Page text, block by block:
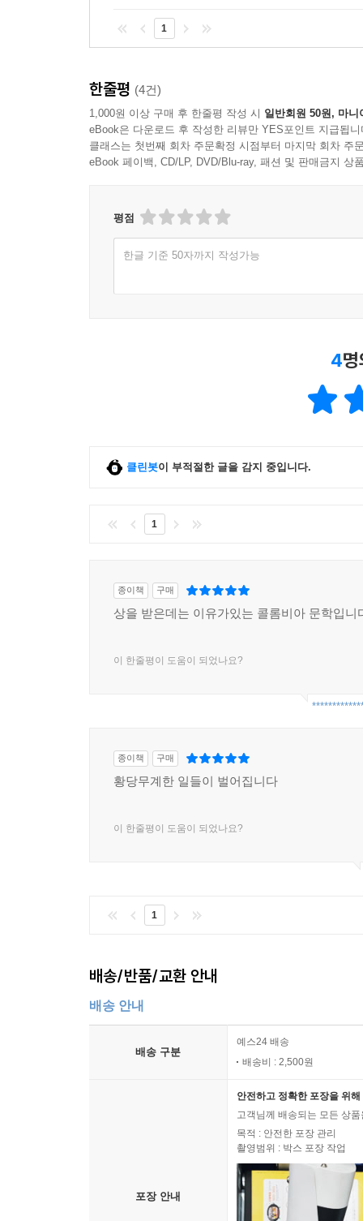
1
한줄평 (4건)
1,000원 이상 구매 후 한줄평 작성 시 일반회원 50원, 마니
eBook은 다운로드 후 작성한 리뷰만 YES포인트 지급됩니
클래스는 첫번째 회차 주문확정 시점부터 마지막 회차 주
eBook 페이백, CD/LP, DVD/Blu-ray, 패션 및 판매금지 상
평점
한글 기준 50자까지 작성가능
4
클린봇이 부적절한 글을 감지 중입니다.
1
종이책 구매
상을 받은데는 이유가있는 콜롬비아 문학입니
이 한줄평이 도움이 되었나요?
종이책 구매
황당무계한 일들이 벌어집니다
이 한줄평이 도움이 되었나요?
1
배송/반품/교환 안내
배송 안내
배송 구분
예스24 배송
배송비 : 2,500원
포장 안내
안전하고 정확한 포장을 위
고객님께 배송되는 모든 상
목적 : 안전한 포장 관리
촬영범위 : 박스 포장 작업